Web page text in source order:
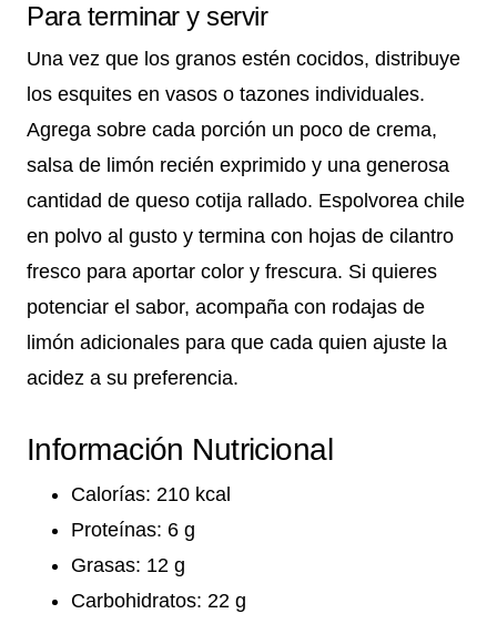
Para terminar y servir
Una vez que los granos estén cocidos, distribuye
los esquites en vasos o tazones individuales.
Agrega sobre cada porción un poco de crema,
salsa de limón recién exprimido y una generosa
cantidad de queso cotija rallado. Espolvorea chile
en polvo al gusto y termina con hojas de cilantro
fresco para aportar color y frescura. Si quieres
potenciar el sabor, acompaña con rodajas de
limón adicionales para que cada quien ajuste la
acidez a su preferencia.
Información Nutricional
Calorías: 210 kcal
Proteínas: 6 g
Grasas: 12 g
Carbohidratos: 22 g